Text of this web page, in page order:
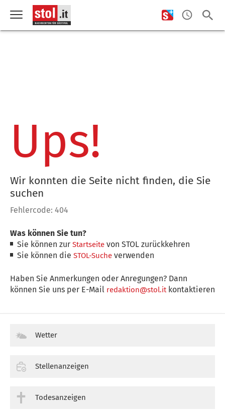
Ups!
Wir konnten die Seite nicht finden, die Sie
suchen
Fehlercode: 404
Was können Sie tun?
Sie können zurStartseite von STOL zurückkehren
Sie können dieSTOL-Suche verwenden
Haben Sie Anmerkungen oder Anregungen? Dann
können Sie uns per E-Mail redaktion@stol.itkontaktieren
Wetter
Stellenanzeigen
Todesanzeigen